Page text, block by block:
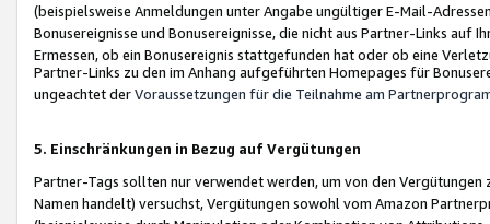
(beispielsweise Anmeldungen unter Angabe ungültiger E-Mail-
Bonusereignisse und Bonusereignisse, die nicht aus Partner-Links auf
Ermessen, ob ein Bonusereignis stattgefunden hat oder ob eine
Partner-Links zu den im Anhang aufgeführten Homepages für
ungeachtet derVoraussetzungen für die Teilnahme am
5. Einschränkungen in Bezug auf Vergütungen
Partner-Tags sollten nur verwendet werden, um von den
Namen handelt) versuchst, Vergütungen sowohl vom Amazon